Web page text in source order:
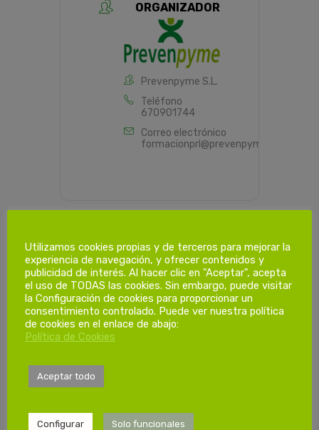
ORGANIZADOR
Prevenpyme S.L.
Teléfono
670901744
Correo electrónico
formacionprl@prevenpyme.es
PROGRAMACIÓN HORARIA
Dias de
formación.
Utilizamos cookies propias y de terceros para mejorar la
experiencia de navegación, y ofrecer contenidos y
publicidad de interés. Al hacer clic en "Aceptar", acepta
el uso de TODAS las cookies. Sin embargo, puede visitar
la Configuración de cookies para proporcionar un
consentimiento controlado. Puede ver nuestra política
de cookies en el enlace de abajo:
Política de Cookies
Aceptar todo
Configurar Solo funcionales